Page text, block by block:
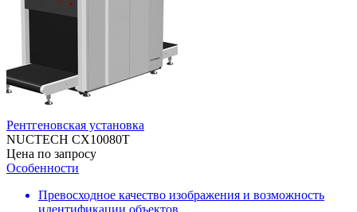
Рентгеновская установка
NUCTECH CX10080Т
Цена по запросу
Особенности
Превосходное качество изображения и возможность
идентификации объектов